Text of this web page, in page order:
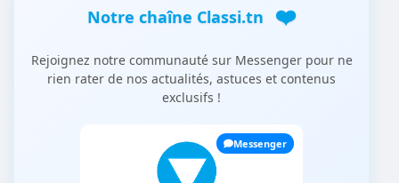
Notre chaîne Classi.tn ❤️
Rejoignez notre communauté sur Messenger pour ne
rien rater de nos actualités, astuces et contenus
exclusifs !
Messenger